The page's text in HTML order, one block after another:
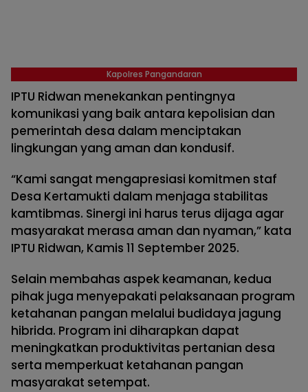
Kapolres Pangandaran
IPTU Ridwan menekankan pentingnya
komunikasi yang baik antara kepolisian dan
pemerintah desa dalam menciptakan
lingkungan yang aman dan kondusif.
“Kami sangat mengapresiasi komitmen staf
Desa Kertamukti dalam menjaga stabilitas
kamtibmas. Sinergi ini harus terus dijaga agar
masyarakat merasa aman dan nyaman,” kata
IPTU Ridwan, Kamis 11 September 2025.
Selain membahas aspek keamanan, kedua
pihak juga menyepakati pelaksanaan program
ketahanan pangan melalui budidaya jagung
hibrida. Program ini diharapkan dapat
meningkatkan produktivitas pertanian desa
serta memperkuat ketahanan pangan
masyarakat setempat.